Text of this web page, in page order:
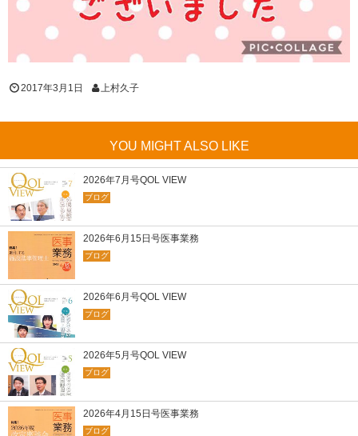
2017年3月1日 上村久子
YOU MIGHT ALSO LIKE
2026年7月号QOL VIEW
ブログ
2026年6月15日号医事業務
ブログ
2026年6月号QOL VIEW
ブログ
2026年5月号QOL VIEW
ブログ
2026年4月15日号医事業務
ブログ